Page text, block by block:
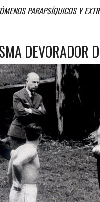
PARAPSÍQUICOS Y
DEVORADOR